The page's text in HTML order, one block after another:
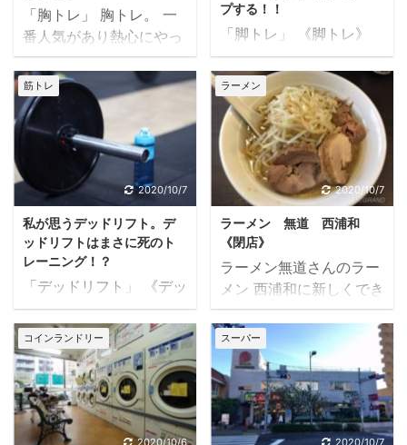
「胸トレ」 胸トレ。 一
番人気があり熱心にやっ
ている人が多い部位では
ないでしょうか。 特にベ
ンチプレスなどは器具の
使用に「待ち」ができて
いるジムも多くあるので
はないでしょか。 私も部
位の中では一番やりやす
い種目が多い部位です。
パンプもしやすく感じや
すいですし、覚えやすい
種目も多いと思います。
ベンチプレスは多くの人
がやっておりそれぞれに
こだわりもあり、熱く会
話も弾みます。 私の胸ト
レを振り返ってみまし
た。 ★私の胸トレメニ
ューです。 私の胸トレメ
プする！！
「脚トレ」 《脚トレ》
辛いですね。 足トレをし
っかりやっていこうと思
ったのは、私が通うジム
のインストラクターに40
歳過ぎになると 足腰が弱
くなるからやった方がい
いですよと言われたのが
きっかけです。 今はやる
気になりますが、やり始
めた頃はなかなか好きに
なれませんでした。 です
が、当初からやり終えた
にはないものを感じてい
ました。 やりきる事の快
感を覚えたのも足トレで
す。 自分の限界を常に高
いところにキープしてく
筋トレ
2020/10/7
私が思うデッドリフト。デ
ッドリフトはまさに死のト
レーニング！？
「デッドリフト」 《デッ
ドリフト》体の裏側や主
に背中を鍛えるトレーニ
ングだと思います。 好き
な種目ではありますが、
現在はやってません。 以
前は背中のトレーニング
の日に取り入れていまし
ラーメン
2020/10/7
ラーメン 無道 西浦和
《閉店》
ラーメン無道さんのラー
メン 西浦和に新しくでき
たラーメン屋さん。 《ラ
ーメン 無道》さん。 二
郎系のラーメンですが、
私はそんなに二郎系のラ
ーメンを食べたことはあ
りません。 記憶では1回
コインランドリー
2020/10/6
スーパー
2020/10/7